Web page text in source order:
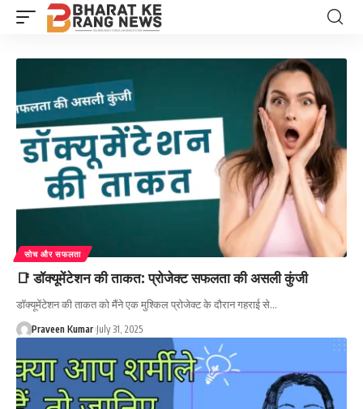
सोच और सफलता
📑 डॉक्यूमेंटेशन की ताकत: प्रोजेक्ट सफलता की असली कुंजी
डॉक्यूमेंटेशन की ताकत को मैंने एक मुश्किल प्रोजेक्ट के दौरान गहराई से…
Praveen Kumar July 31, 2025